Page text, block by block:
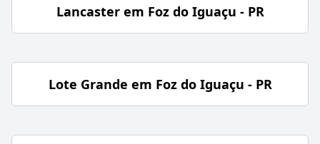
Lancaster em Foz do Iguaçu - PR
Lote Grande em Foz do Iguaçu - PR